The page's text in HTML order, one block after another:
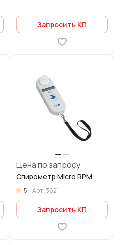
Запросить КП
Цена по запросу
Спирометр Micro RPM
5 Арт.3821
Запросить КП